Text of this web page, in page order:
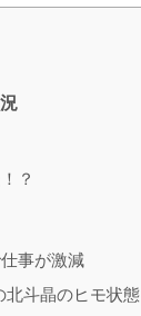
？
事が激減
北斗晶のヒモ状態